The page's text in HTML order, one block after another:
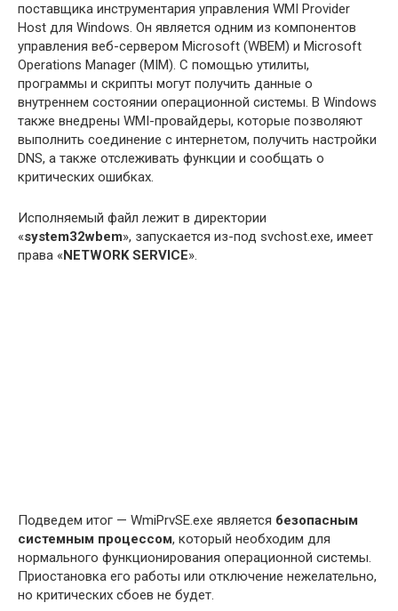
поставщика инструментария управления WMI Provider
Host для Windows. Он является одним из компонентов
управления веб-сервером Microsoft (WBEM) и Microsoft
Operations Manager (MIM). С помощью утилиты,
программы и скрипты могут получить данные о
внутреннем состоянии операционной системы. В Windows
также внедрены WMI-провайдеры, которые позволяют
выполнить соединение с интернетом, получить настройки
DNS, а также отслеживать функции и сообщать о
критических ошибках.
Исполняемый файл лежит в директории
«system32wbem», запускается из-под svchost.exe, имеет
права «NETWORK SERVICE».
Подведем итог — WmiPrvSE.exe является безопасным
системным процессом, который необходим для
нормального функционирования операционной системы.
Приостановка его работы или отключение нежелательно,
но критических сбоев не будет.